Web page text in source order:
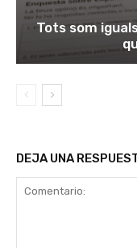
Tots som
DEJA UNA